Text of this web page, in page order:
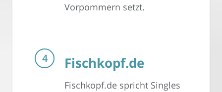
Vorpommern setzt.
Fischkopf.de
Fischkopf.de spricht Singles